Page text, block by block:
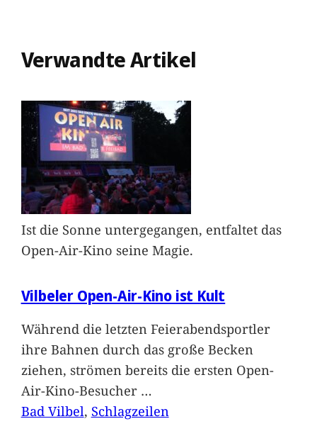
Verwandte Artikel
Ist die Sonne untergegangen, entfaltet das
Open-Air-Kino seine Magie.
Vilbeler Open-Air-Kino ist Kult
Während die letzten Feierabendsportler
ihre Bahnen durch das große Becken
ziehen, strömen bereits die ersten Open-
Air-Kino-Besucher …
Bad Vilbel, Schlagzeilen